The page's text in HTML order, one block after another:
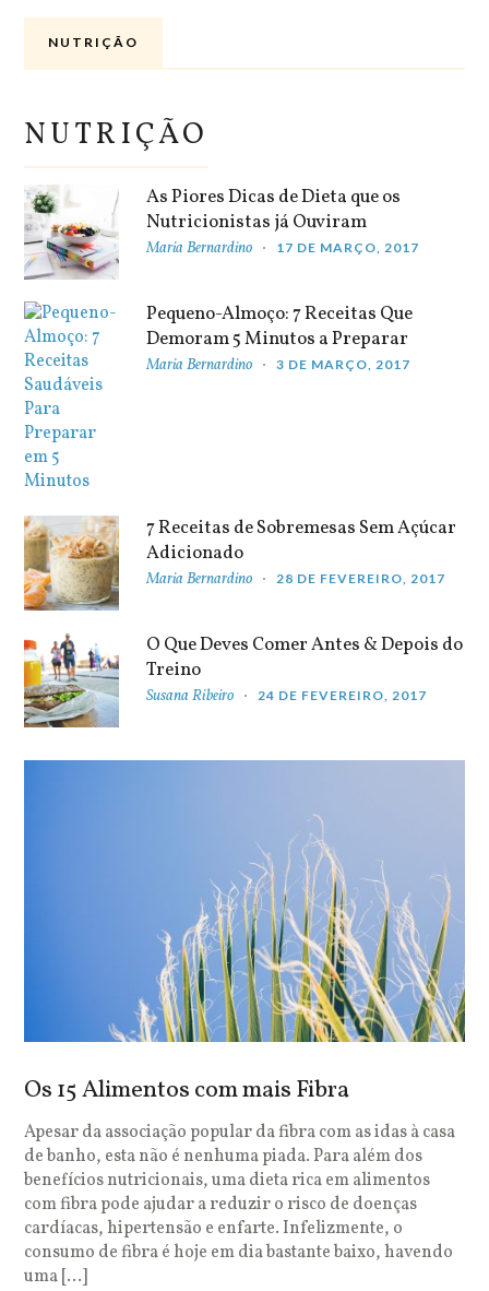
NUTRIÇÃO
NUTRIÇÃO
As Piores Dicas de Dieta que os
Nutricionistas já Ouviram
Maria Bernardino 17 DE MARÇO, 2017
Pequeno-Almoço: 7 Receitas Que
Demoram 5 Minutos a Preparar
Maria Bernardino 3 DE MARÇO, 2017
7 Receitas de Sobremesas Sem Açúcar
Adicionado
Maria Bernardino 28 DE FEVEREIRO, 2017
O Que Deves Comer Antes & Depois do
Treino
Susana Ribeiro 24 DE FEVEREIRO, 2017
Os 15 Alimentos com mais Fibra
Apesar da associação popular da fibra com as idas à casa
de banho, esta não é nenhuma piada. Para além dos
benefícios nutricionais, uma dieta rica em alimentos
com fibra pode ajudar a reduzir o risco de doenças
cardíacas, hipertensão e enfarte. Infelizmente, o
consumo de fibra é hoje em dia bastante baixo, havendo
uma […]